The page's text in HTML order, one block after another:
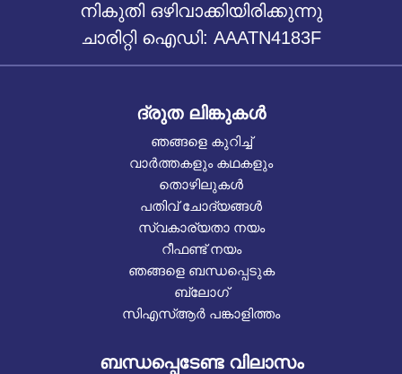
നികുതി ഒഴിവാക്കിയിരിക്കുന്നു
ചാരിറ്റി ഐഡി: AAATN4183F
ദ്രുത ലിങ്കുകൾ
ഞങ്ങളെ കുറിച്ച്
വാർത്തകളും കഥകളും
തൊഴിലുകൾ
പതിവ് ചോദ്യങ്ങൾ
സ്വകാര്യതാ നയം
റീഫണ്ട് നയം
ഞങ്ങളെ ബന്ധപ്പെടുക
ബ്ലോഗ്
സിഎസ്ആർ പങ്കാളിത്തം
ബന്ധപ്പെടേണ്ട വിലാസം